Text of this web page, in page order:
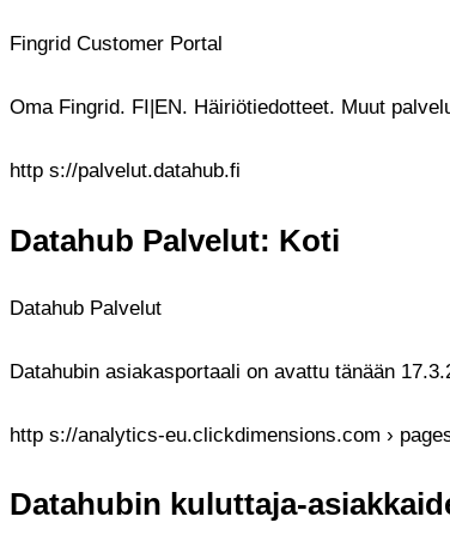
Fingrid Customer Portal
Oma Fingrid. FI|EN. Häiriötiedotteet. Muut
http s://palvelut.datahub.fi
Datahub Palvelut: Koti
Datahub Palvelut
Datahubin asiakasportaali on avattu tänään
http s://analytics-eu.clickdimensions.com ›
Datahubin kuluttaja-